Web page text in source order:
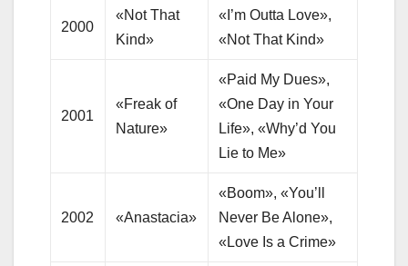
2000
«Not That
Kind»
«I’m Outta Love»,
«Not That Kind»
2001
«Freak of
Nature»
«Paid My Dues»,
«One Day in Your
Life», «Why’d You
Lie to Me»
2002 «Anastacia»
«Boom», «You’ll
Never Be Alone»,
«Love Is a Crime»